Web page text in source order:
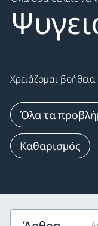
Χρειάζομαι βοήθεια
Όλα τα
Καθαρισμός